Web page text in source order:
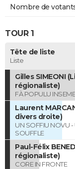
Nombre de
TOUR 1
Tête de liste
Liste
Gilles SIMEONI
régionaliste)
FÀ POPULU INSEME
Laurent
divers droite)
UN SOFFIU NOVU
SOUFFLE
Paul-Félix
régionaliste)
CORE IN FRONTE